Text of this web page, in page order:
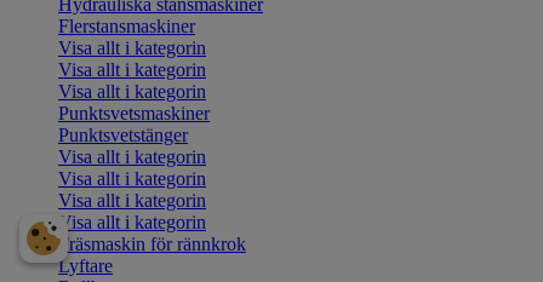
Hydrauliska stansmaskiner
Flerstansmaskiner
Visa allt i kategorin
Visa allt i kategorin
Visa allt i kategorin
Punktsvetsmaskiner
Punktsvetstänger
Visa allt i kategorin
Visa allt i kategorin
Visa allt i kategorin
Visa allt i kategorin
Fräsmaskin för rännkrok
Lyftare